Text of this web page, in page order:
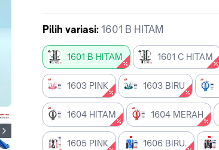
Pilih variasi: 1601 B HITAM
1601 B HITAM 1601 C HITAM
1603 PINK 1603 BIRU
1604 HITAM 1604 MERAH
1605 PINK 1606 BIRU.